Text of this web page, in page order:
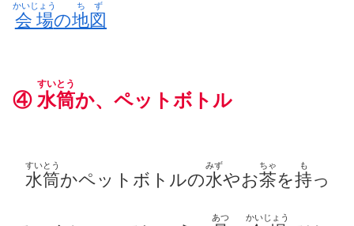
会場
かいじょう
の地図
ちず
④ 水筒
すいとう
か、 ペットボトル
水筒
すいとう
かペットボトルの水
みず
やお茶
ちゃ
を持
も
っ
あつ かいじょう